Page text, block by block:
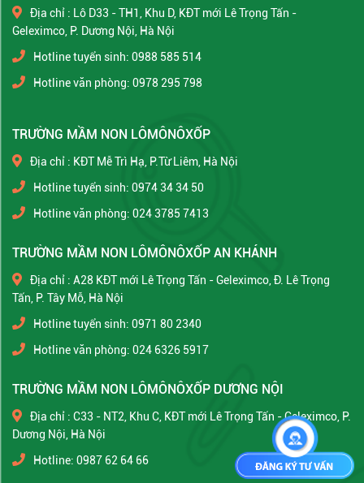
Địa chỉ : Lô D33 - TH1, Khu D, KĐT mới Lê Trọng Tấn -
Geleximco, P. Dương Nội, Hà Nội
Hotline tuyển sinh: 0988 585 514
Hotline văn phòng: 0978 295 798
TRƯỜNG MẦM NON LÔMÔNÔXỐP
Địa chỉ : KĐT Mễ Trì Hạ, P.Từ Liêm, Hà Nội
Hotline tuyển sinh: 0974 34 34 50
Hotline văn phòng: 024 3785 7413
TRƯỜNG MẦM NON LÔMÔNÔXỐP AN KHÁNH
Địa chỉ : A28 KĐT mới Lê Trọng Tấn - Geleximco, Đ. Lê Trọng
Tấn, P. Tây Mỗ, Hà Nội
Hotline tuyển sinh: 0971 80 2340
Hotline văn phòng: 024 6326 5917
TRƯỜNG MẦM NON LÔMÔNÔXỐP DƯƠNG NỘI
Địa chỉ : C33 - NT2, Khu C, KĐT mới Lê Trọng Tấn - Geleximco, P.
Dương Nội, Hà Nội
Hotline: 0987 62 64 66